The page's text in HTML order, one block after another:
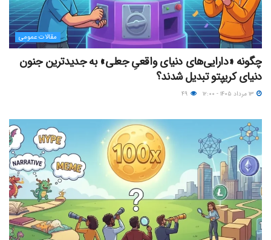
مقالات عمومی
چگونه «دارایی‌های دنیای واقعیِ جعلی» به جدیدترین جنون
دنیای کریپتو تبدیل شدند؟